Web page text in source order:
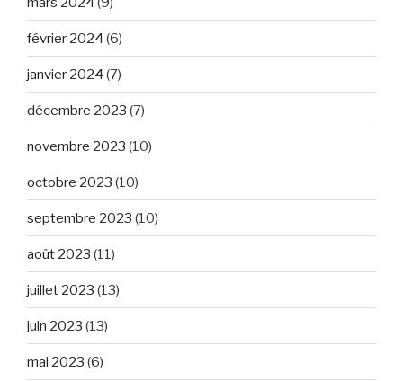
février 2024 (6)
janvier 2024 (7)
décembre 2023 (7)
novembre 2023 (10)
octobre 2023 (10)
septembre 2023 (10)
août 2023 (11)
juillet 2023 (13)
juin 2023 (13)
mai 2023 (6)